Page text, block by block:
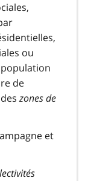
ou
de
zones de
et